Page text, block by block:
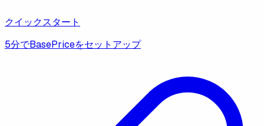
クイックスタート
5分でBasePriceをセットアップ